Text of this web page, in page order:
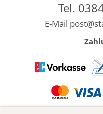
Tel.
E-Mail